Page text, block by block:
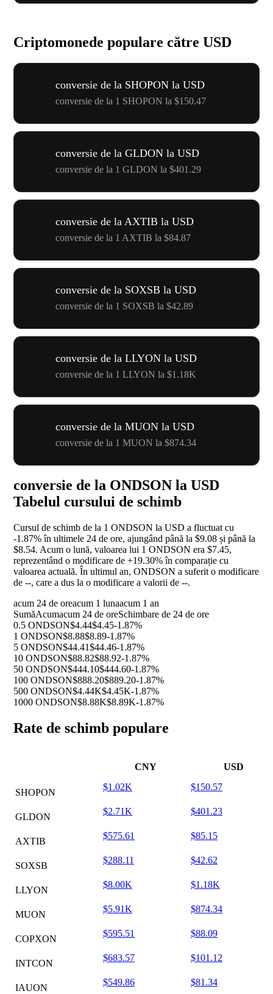
Criptomonede populare către USD
conversie de la SHOPON la USD
conversie de la 1 SHOPON la $150.47
conversie de la GLDON la USD
conversie de la 1 GLDON la $401.29
conversie de la AXTIB la USD
conversie de la 1 AXTIB la $84.87
conversie de la SOXSB la USD
conversie de la 1 SOXSB la $42.89
conversie de la LLYON la USD
conversie de la 1 LLYON la $1.18K
conversie de la MUON la USD
conversie de la 1 MUON la $874.34
conversie de la ONDSON la USD
Tabelul cursului de schimb
Cursul de schimb de la 1 ONDSON la USD a fluctuat cu
-1.87%în ultimele 24 de ore, ajungând până la $9.08 și până la
$8.54. Acum o lună, valoarea lui 1 ONDSON era $7.45,
reprezentând o modificare de +19.30%în comparație cu
valoarea actuală. În ultimul an, ONDSON a suferit o modificare
de --, care a dus la o modificare a valorii de --.
acum 24 de oreacum 1 lunaacum 1 an
SumăAcumacum 24 de oreSchimbare de 24 de ore
0.5 ONDSON$4.44$4.45-1.87%
1 ONDSON$8.88$8.89-1.87%
5 ONDSON$44.41$44.46-1.87%
10 ONDSON$88.82$88.92-1.87%
50 ONDSON$444.10$444.60-1.87%
100 ONDSON$888.20$889.20-1.87%
500 ONDSON$4.44K$4.45K-1.87%
1000 ONDSON$8.88K$8.89K-1.87%
Rate de schimb populare
CNY USD
SHOPON
$1.02K $150.57
GLDON
$2.71K $401.23
AXTIB
$575.61 $85.15
SOXSB
$288.11 $42.62
LLYON
$8.00K $1.18K
MUON
$5.91K $874.34
COPXON
$595.51 $88.09
INTCON
$683.57 $101.12
IAUON
$549.86 $81.34